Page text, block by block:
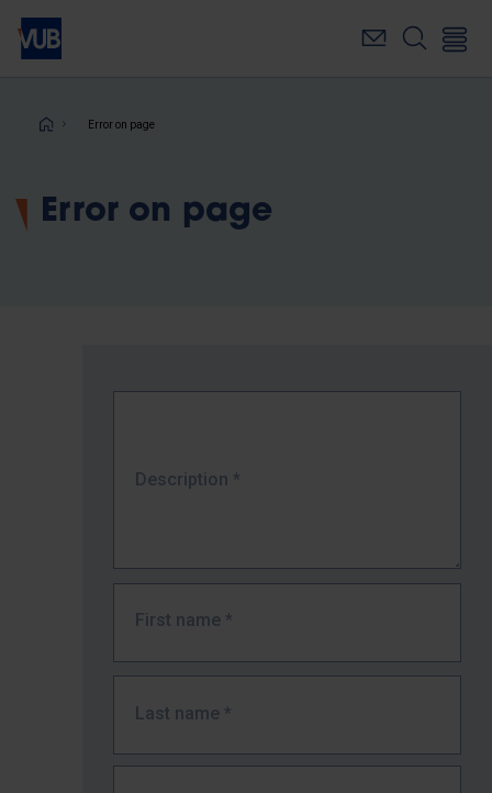
Skip
main
Breadcrumb
Error on page
Error on page
Description *
First name *
Last name *